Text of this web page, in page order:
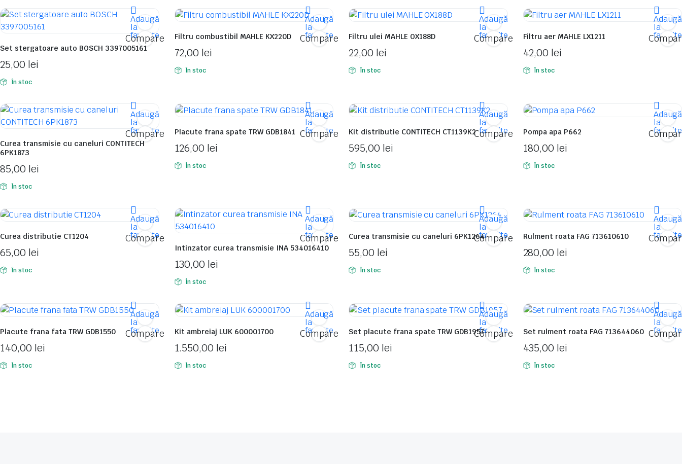
Adaugă
la
favorite
Compare
Set stergatoare auto BOSCH 3397005161
25,00 lei
În stoc
Adaugă
la
favorite
Compare
Filtru combustibil MAHLE KX220D
72,00 lei
În stoc
Adaugă
la
favorite
Compare
Filtru ulei MAHLE OX188D
22,00 lei
În stoc
Adaugă
la
favorite
Filtru aer MAHLE LX1211
42,00 lei
În stoc
Adaugă
la
favorite
Compare
Curea transmisie cu caneluri CONTITECH
6PK1873
85,00 lei
În stoc
Adaugă
la
favorite
Compare
Placute frana spate TRW GDB1841
126,00 lei
În stoc
Adaugă
la
favorite
Compare
Kit distributie CONTITECH CT1139K2
595,00 lei
În stoc
Adaugă
la
favorite
Pompa apa P662
180,00 lei
În stoc
Adaugă
la
favorite
Compare
Curea distributie CT1204
65,00 lei
În stoc
Adaugă
la
favorite
Compare
Intinzator curea transmisie INA 534016410
130,00 lei
În stoc
Adaugă
la
favorite
Compare
Curea transmisie cu caneluri 6PK1264
55,00 lei
În stoc
Adaugă
la
favorite
Rulment roata FAG 713610610
280,00 lei
În stoc
Adaugă
la
favorite
Compare
Placute frana fata TRW GDB1550
140,00 lei
În stoc
Adaugă
la
favorite
Compare
Kit ambreiaj LUK 600001700
1.550,00 lei
În stoc
Adaugă
la
favorite
Compare
Set placute frana spate TRW GDB1957
115,00 lei
În stoc
Adaugă
la
favorite
Set rulment roata FAG 713644060
435,00 lei
În stoc